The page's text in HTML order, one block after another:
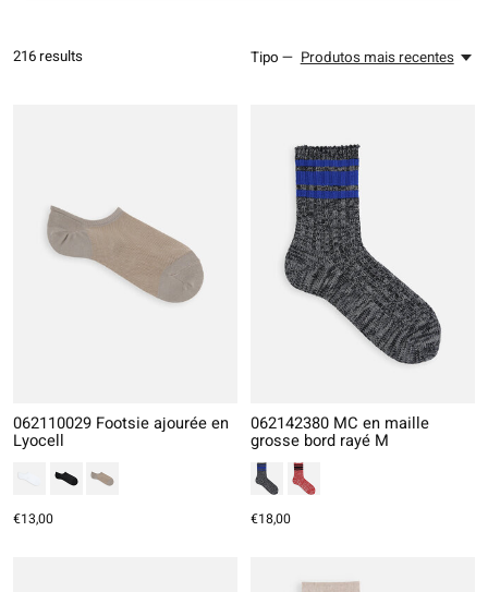
216 results Tipo — Produtos mais recentes
062110029 Footsie ajourée en
Lyocell
€13,00
062142380 MC en maille
grosse bord rayé M
€18,00